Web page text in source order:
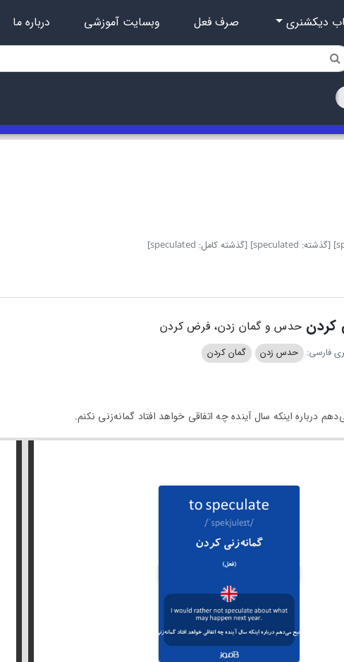
دیکشنری صرف فعل وبسایت آموزشی درباره ما
[گذشته: speculated] [گذشته کامل: speculated]
کردن حدس و گمان زدن، فرض کردن
فارسی: حدس زدن گمان کردن